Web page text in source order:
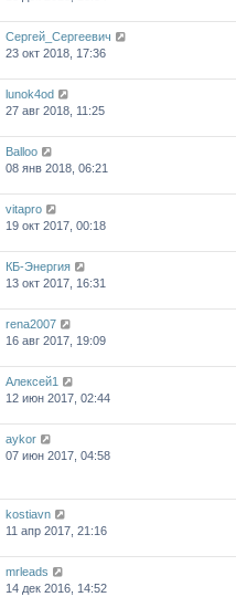
Сергей_Сергеевич
23 окт 2018, 17:36
lunok4od
27 авг 2018, 11:25
Balloo
08 янв 2018, 06:21
vitapro
19 окт 2017, 00:18
КБ-Энергия
13 окт 2017, 16:31
rena2007
16 авг 2017, 19:09
Алексей1
12 июн 2017, 02:44
aykor
07 июн 2017, 04:58
kostiavn
11 апр 2017, 21:16
mrleads
14 дек 2016, 14:52